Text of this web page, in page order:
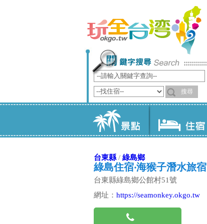
台東縣/ 綠島鄉
綠島住宿‧海猴子潛水旅宿
台東縣綠島鄉公館村51號
網址： https://seamonkey.okgo.tw